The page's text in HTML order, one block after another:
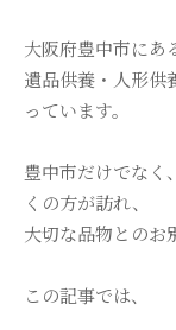
大阪府豊中市にあ
遺品供養・人形供
っています。
豊中市だけでなく
くの方が訪れ、
大切な品物とのお
この記事では、